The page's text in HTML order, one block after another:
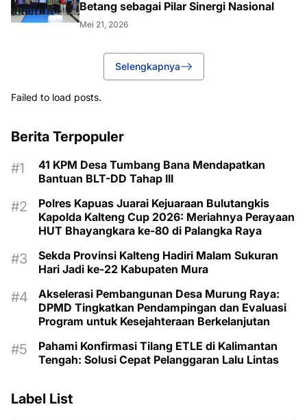
Betang sebagai Pilar Sinergi Nasional
Mei 21, 2026
Selengkapnya
Failed to load posts.
Berita Terpopuler
41 KPM Desa Tumbang Bana Mendapatkan
Bantuan BLT-DD Tahap III
Polres Kapuas Juarai Kejuaraan Bulutangkis
Kapolda Kalteng Cup 2026: Meriahnya Perayaan
HUT Bhayangkara ke-80 di Palangka Raya
Sekda Provinsi Kalteng Hadiri Malam Sukuran
Hari Jadi ke-22 Kabupaten Mura
Akselerasi Pembangunan Desa Murung Raya:
DPMD Tingkatkan Pendampingan dan Evaluasi
Program untuk Kesejahteraan Berkelanjutan
Pahami Konfirmasi Tilang ETLE di Kalimantan
Tengah: Solusi Cepat Pelanggaran Lalu Lintas
Label List